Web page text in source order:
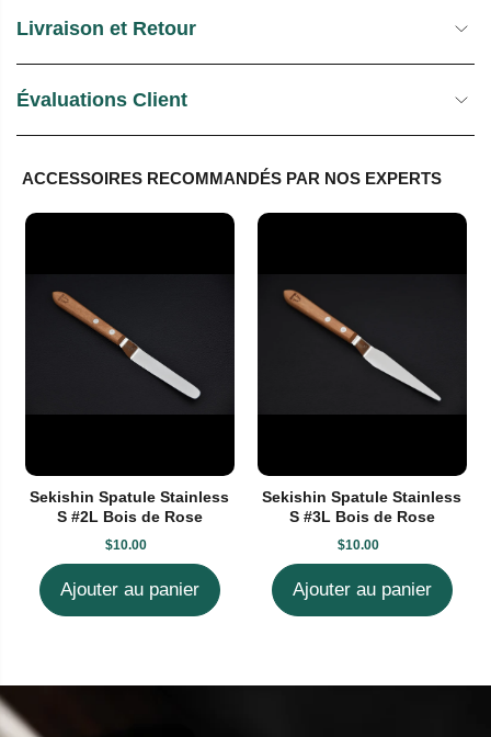
Livraison et Retour
Évaluations Client
ACCESSOIRES RECOMMANDÉS PAR NOS EXPERTS
Sekishin Spatule Stainless
S #2L Bois de Rose
$10.00
Ajouter au panier
Sekishin Spatule Stainless
S #3L Bois de Rose
$10.00
Ajouter au panier